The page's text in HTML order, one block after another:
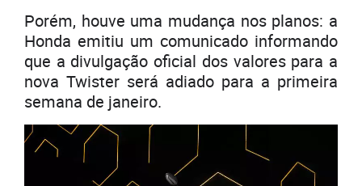
Porém, houve uma mudança nos planos: a
Honda emitiu um comunicado informando
que a divulgação oficial dos valores para a
nova Twister será adiado para a primeira
semana de janeiro.